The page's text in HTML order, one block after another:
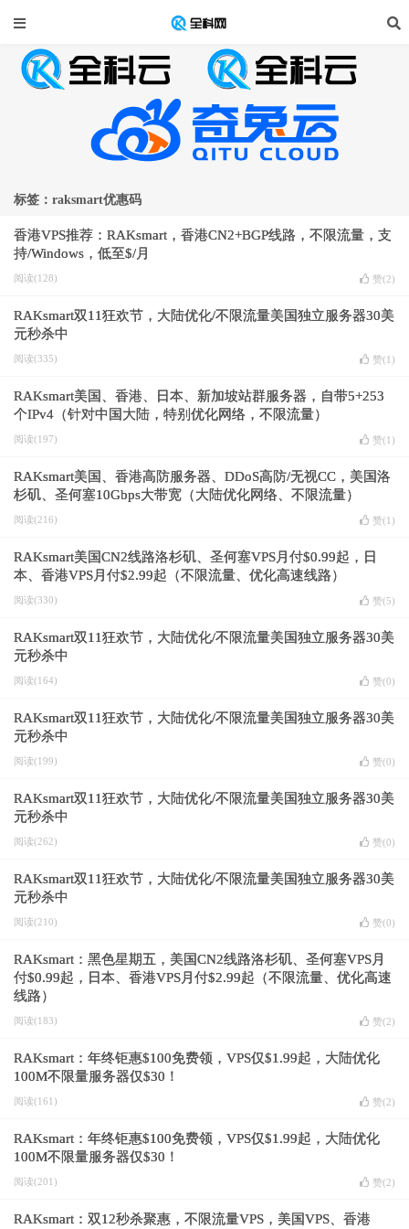
标签：raksmart优惠码
香港VPS推荐：RAKsmart，香港CN2+BGP线路，不限流量，支
持/Windows，低至$/月
阅读(128) 赞(2)
RAKsmart双11狂欢节，大陆优化/不限流量美国独立服务器30美
元秒杀中
阅读(335) 赞(1 )
RAKsmart美国、香港、日本、新加坡站群服务器，自带5+253
个IPv4（针对中国大陆，特别优化网络，不限流量）
阅读(197) 赞(1 )
RAKsmart美国、香港高防服务器、DDoS高防/无视CC，美国洛
杉矶、圣何塞10Gbps大带宽（大陆优化网络、不限流量）
阅读(216) 赞(1 )
RAKsmart美国CN2线路洛杉矶、圣何塞VPS月付$0.99起，日
本、香港VPS月付$2.99起（不限流量、优化高速线路）
阅读(330) 赞(5)
RAKsmart双11狂欢节，大陆优化/不限流量美国独立服务器30美
元秒杀中
阅读(164) 赞(0)
RAKsmart双11狂欢节，大陆优化/不限流量美国独立服务器30美
元秒杀中
阅读(199) 赞(0)
RAKsmart双11狂欢节，大陆优化/不限流量美国独立服务器30美
元秒杀中
阅读(262) 赞(0)
RAKsmart双11狂欢节，大陆优化/不限流量美国独立服务器30美
元秒杀中
阅读(210) 赞(0)
RAKsmart：黑色星期五，美国CN2线路洛杉矶、圣何塞VPS月
付$0.99起，日本、香港VPS月付$2.99起（不限流量、优化高速
线路）
阅读(183) 赞(2)
RAKsmart：年终钜惠$100免费领，VPS仅$1.99起，大陆优化
100M不限量服务器仅$30！
阅读(161) 赞(2)
RAKsmart：年终钜惠$100免费领，VPS仅$1.99起，大陆优化
100M不限量服务器仅$30！
阅读(201) 赞(2)
RAKsmart：双12秒杀聚惠，不限流量VPS，美国VPS、香港